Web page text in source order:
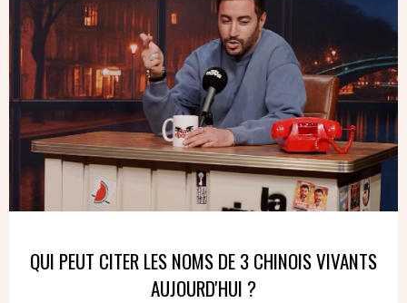
QUI PEUT CITER LES NOMS DE 3 CHINOIS VIVANTS
AUJOURD'HUI ?